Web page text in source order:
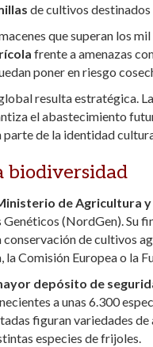
de cultivos destinados
que superan los
frente a amenazas
poner en riesgo
resulta estratégica. La
el abastecimiento
de la identidad
biodiversidad
de Agricultura
(NordGen). Su
de cultivos
Comisión Europea o la
depósito de
a unas 6.300
figuran variedades
especies de frijoles.